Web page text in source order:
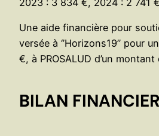
Une aide financière pour
versée à ‘’Horizons19’’ pour
€, à PROSALUD d’un
BILAN FINANCIER